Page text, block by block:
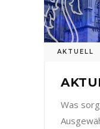
AKTUELL
Was